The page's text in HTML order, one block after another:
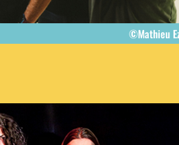
©Mathieu